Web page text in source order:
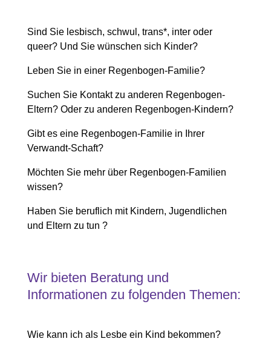
Sind Sie lesbisch, schwul, trans*, inter oder
queer? Und Sie wünschen sich Kinder?
Leben Sie in einer Regenbogen-Familie?
Suchen Sie Kontakt zu anderen Regenbogen-
Eltern? Oder zu anderen Regenbogen-Kindern?
Gibt es eine Regenbogen-Familie in Ihrer
Verwandt-Schaft?
Möchten Sie mehr über Regenbogen-Familien
wissen?
Haben Sie beruflich mit Kindern, Jugendlichen
und Eltern zu tun ?
Wir bieten Beratung und
Informationen zu folgenden Themen:
Wie kann ich als Lesbe ein Kind bekommen?